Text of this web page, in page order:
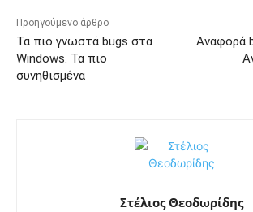
Προηγούμενο άρθρο
Τα πιο γνωστά bugs στα
Windows. Τα πιο
συνηθισμένα
Αναφορά
Στέλιος Θεοδωρίδης